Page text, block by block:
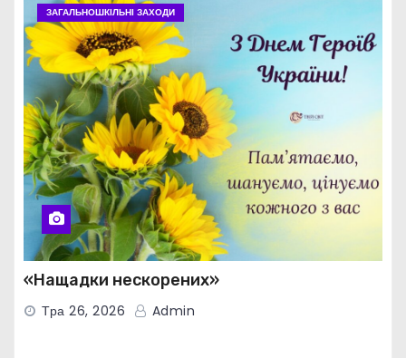
ЗАГАЛЬНОШКІЛЬНІ ЗАХОДИ
«Нащадки нескорених»
Тра 26, 2026 Admin